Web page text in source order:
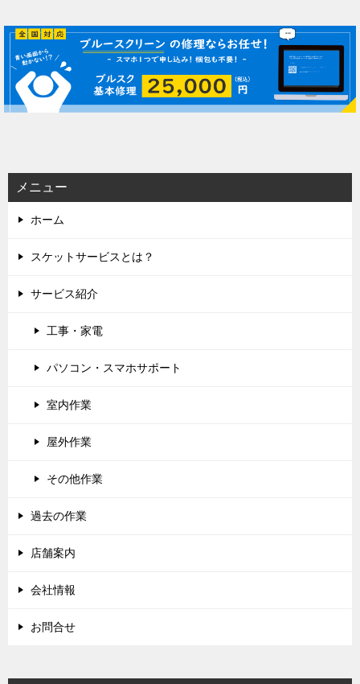
ナ
ビ
ゲ
ー
ンメニュー
ホーム
スケットサービスとは？
サービス紹介
工事・家電
パソコン・スマホサポート
室内作業
屋外作業
その他作業
過去の作業
店舗案内
会社情報
お問合せ